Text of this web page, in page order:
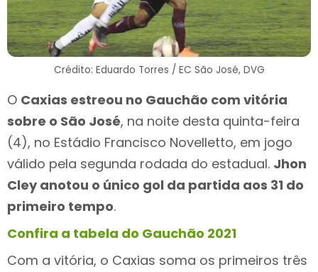
Crédito: Eduardo Torres / EC São José, DVG
O Caxias estreou no Gauchão com vitória
sobre o São José, na noite desta quinta-feira
(4), no Estádio Francisco Novelletto, em jogo
válido pela segunda rodada do estadual. Jhon
Cley anotou o único gol da partida aos 31 do
primeiro tempo.
Confira a tabela do Gauchão 2021
Com a vitória, o Caxias soma os primeiros três